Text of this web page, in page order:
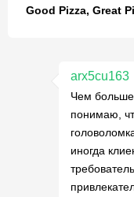
Good Pizza, Great
arx5cu163
Чем
понимаю,
иногда